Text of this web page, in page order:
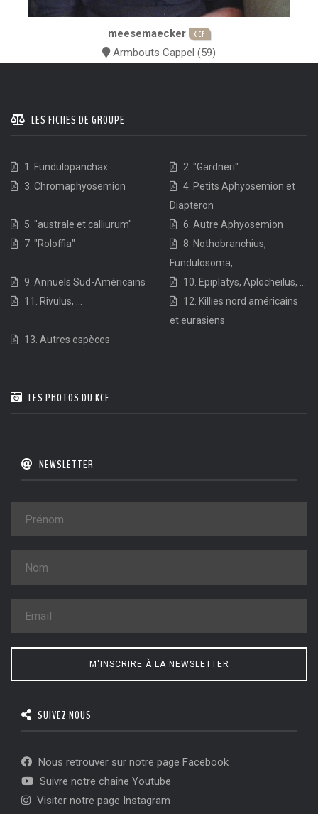
meesemaecker KCF
Armbouts Cappel (59)
LES FICHES DE GROUPE
1. Fundulopanchax
2. "Gardneri"
3. Chromaphyosemion
4. Petits Aphyosemion et
Diapteron
5. "australe et calliurum"
6. Autre Aphyosemion
7. "Roloffia"
8. Nothobranchius,
Fundulosoma, ...
9. Annuels Sud-Américains
10. Epiplatys, Aplocheilus, ...
11. Rivulus, ...
12. Killies nord américains
et eurasiens
13. Autres espèces
LES PHOTOS DU KCF
NEWSLETTER
M'INSCRIRE À LA NEWSLETTER
SUIVEZ NOUS
Nous retrouver sur notre page Facebook
Suivre notre chaîne Youtube
Visiter notre page Instagram